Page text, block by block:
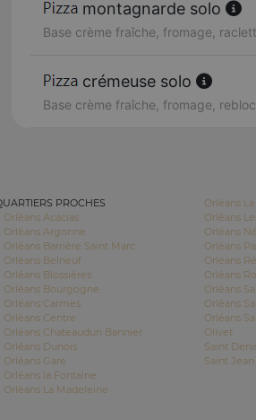
montagnarde solo
Base crème fraîche, fromage,
crémeuse solo
Base crème fraîche, fromage,
PROCHES
Orléans Acacias
Orléans Argonne
Orléans Barrière Saint Marc
Orléans Belneuf
Orléans Blossières
Orléans Bourgogne
Orléans Carmes
Orléans Centre
Orléans Chateaudun Bannier
Orléans Dunois
Orléans Gare
Orléans la Fontaine
Orléans La Madeleine
Orléans
Orléans
Orléans
Orléans
Orléans
Orléans
Orléans
Orléans
Orléans
Olivet
Saint
Saint